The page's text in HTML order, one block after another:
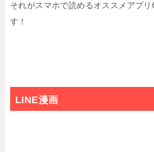
それがスマホで読めるオススメアプリ
す！
LINE漫画